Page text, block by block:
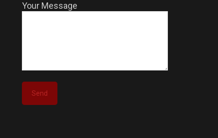
Your Message